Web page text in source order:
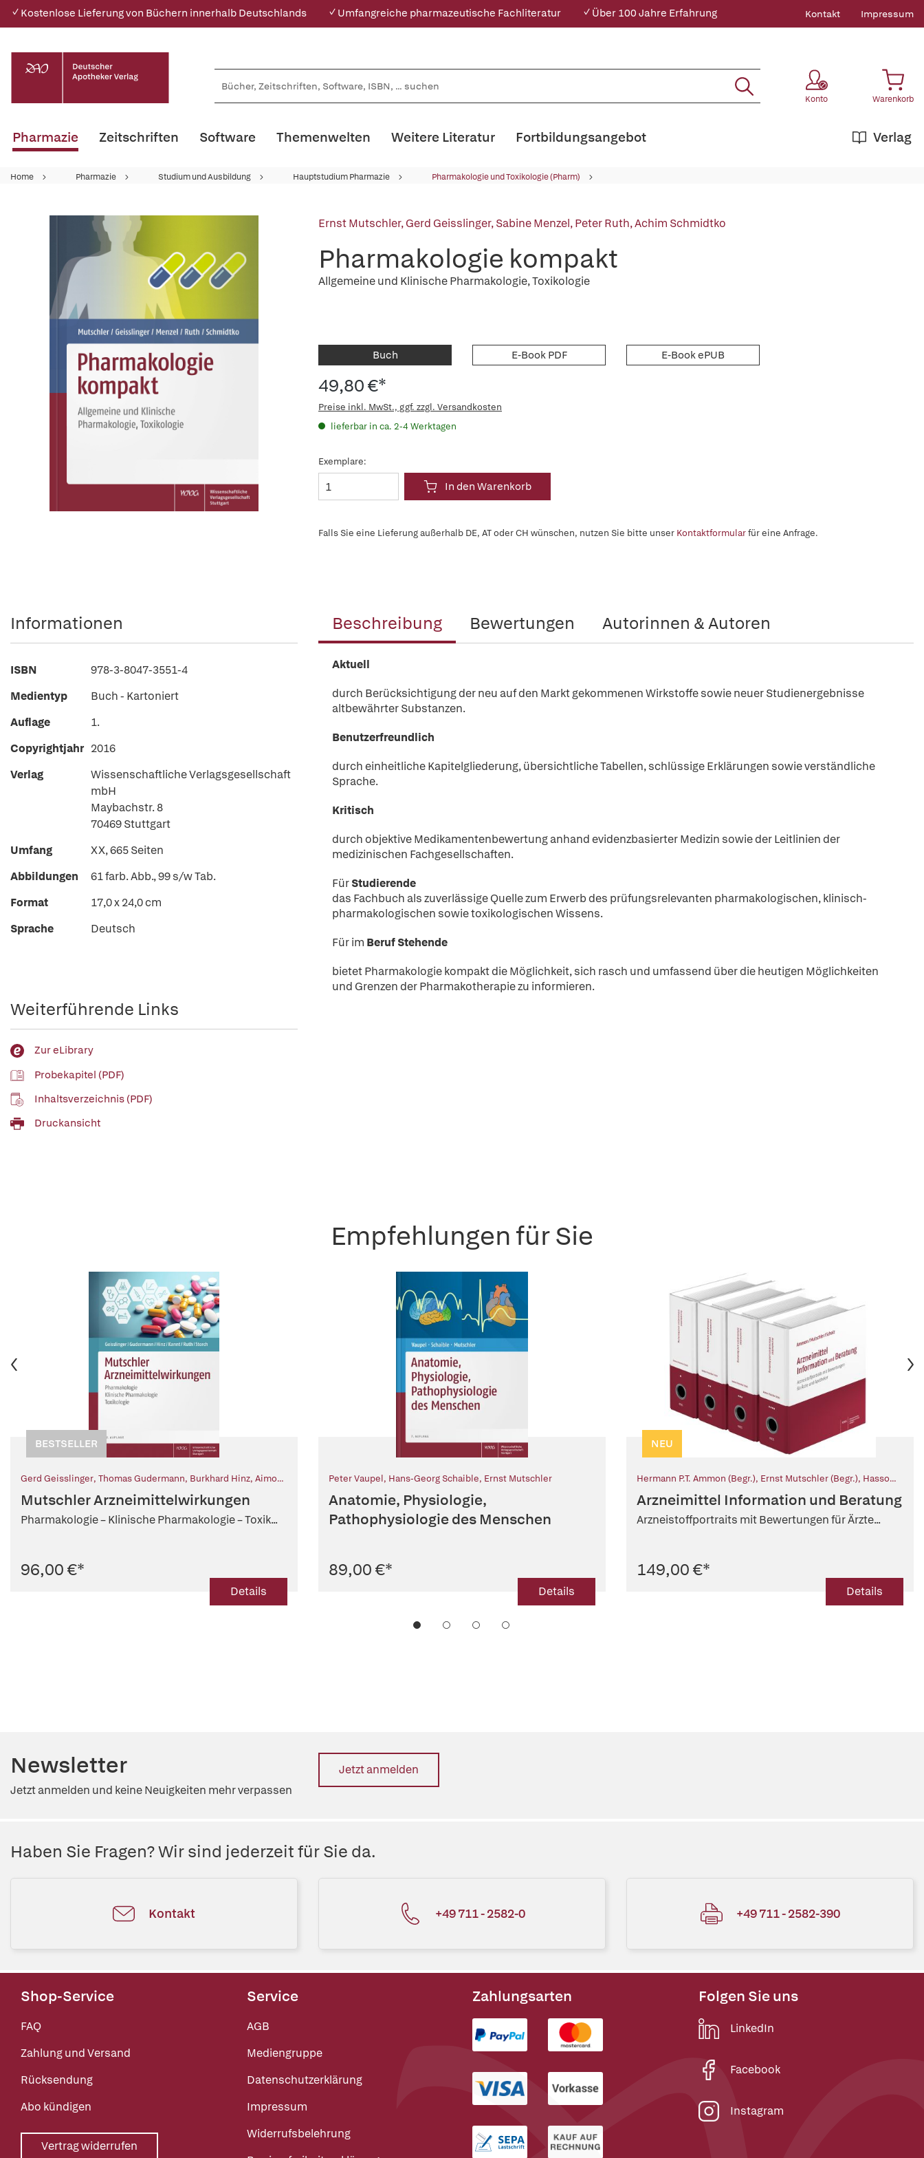
✓ Kostenlose Lieferung von Büchern innerhalb Deutschlands ✓ Umfangreiche pharmazeutische Fachliteratur ✓ Über 100 Jahre Erfahrung Kontakt Impressum
Konto Warenkorb
Pharmazie Zeitschriften Software Themenwelten Weitere Literatur Verlag
Fortbildungsangebot
Home Pharmazie Studium und Ausbildung Hauptstudium Pharmazie Pharmakologie und Toxikologie (Pharm)
Ernst Mutschler,Gerd Geisslinger,Sabine Menzel,Peter Ruth,Achim Schmidtko
Pharmakologie kompakt
Allgemeine und Klinische Pharmakologie, Toxikologie
Buch E-Book PDF E-Book ePUB
49,80 €*
Preise inkl. MwSt., ggf. zzgl. Versandkosten
lieferbar in ca. 2-4 Werktagen
Exemplare:
In den Warenkorb
Falls Sie eine Lieferung außerhalb DE, AT oder CH wünschen, nutzen Sie bitte unser Kontaktformularfür eine Anfrage.
Beschreibung Bewertungen Autorinnen & Autoren
Aktuell
durch Berücksichtigung der neu auf den Markt gekommenen Wirkstoffe sowie neuer Studienergebnisse
altbewährter Substanzen.
Benutzerfreundlich
durch einheitliche Kapitelgliederung, übersichtliche Tabellen, schlüssige Erklärungen sowie verständliche
Sprache.
Kritisch
durch objektive Medikamentenbewertung anhand evidenzbasierter Medizin sowie der Leitlinien der
medizinischen Fachgesellschaften.
FürStudierende
das Fachbuch als zuverlässige Quelle zum Erwerb des prüfungsrelevanten pharmakologischen, klinisch-
pharmakologischen sowie toxikologischen Wissens.
Für im Beruf Stehende
bietet Pharmakologie kompakt die Möglichkeit, sich rasch und umfassend über die heutigen Möglichkeiten
und Grenzen der Pharmakotherapie zu informieren.
Informationen
ISBN
978-3-8047-3551-4
Medientyp
Buch - Kartoniert
Auflage
1.
Copyrightjahr 2016
Verlag
Wissenschaftliche Verlagsgesellschaft
mbH
Maybachstr. 8
70469 Stuttgart
Umfang
XX, 665 Seiten
Abbildungen
61 farb. Abb., 99 s/w Tab.
Format
17,0 x 24,0 cm
Sprache
Deutsch
Weiterführende Links
Zur eLibrary
Probekapitel (PDF)
Inhaltsverzeichnis (PDF)
Druckansicht
Empfehlungen für Sie
BESTSELLER
Gerd Geisslinger, Thomas Gudermann, Burkhard Hinz, Aimo
Ingrid Boekhoff (Beitr.)
Mutschler Arzneimittelwirkungen
Pharmakologie – Klinische Pharmakologie – Toxik...
96,00 €*
Details
Peter Vaupel, Hans-Georg Schaible, Ernst Mutschler
Anatomie, Physiologie,
Pathophysiologie des Menschen
89,00 €*
Details
NEU
Hermann P.T. Ammon (Begr.), Ernst Mutschler (Begr.), Hasso
Arzneimittel Information und Beratung
Arzneistoffportraits mit Bewertungen für Ärzte...
149,00 €*
Details
Newsletter
Jetzt anmelden und keine Neuigkeiten mehr verpassen
Jetzt anmelden
Haben Sie Fragen? Wir sind jederzeit für Sie da.
Kontakt +49 711 - 2582-0 +49 711 - 2582-390
Shop-Service
FAQ
Zahlung und Versand
Rücksendung
Abo kündigen
Vertrag widerrufen
Service
AGB
Mediengruppe
Datenschutzerklärung
Impressum
Widerrufsbelehrung
Zahlungsarten Folgen Sie uns
LinkedIn
Facebook
Instagram